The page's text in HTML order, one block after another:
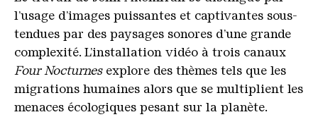
l’usage d’images puissantes et captivantes sous-
tendues par des paysages sonores d’une grande
complexité. L’installation vidéo à trois canaux
Four Nocturnesexplore des thèmes tels que les
migrations humaines alors que se multiplient les
menaces écologiques pesant sur la planète.